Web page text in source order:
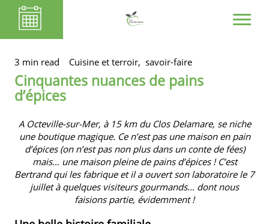
3 min read Cuisine et terroir, savoir-faire
Cinquantes nuances de pains
d’épices
A Octeville-sur-Mer, à 15 km du Clos Delamare, se niche
une boutique magique. Ce n’est pas une maison en pain
d’épices (on n’est pas non plus dans un conte de fées)
mais… une maison pleine de pains d’épices ! C’est
Bertrand qui les fabrique et il a ouvert son laboratoire le 7
juillet à quelques visiteurs gourmands… dont nous
faisions partie, évidemment !